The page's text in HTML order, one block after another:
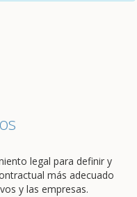
legal para definir y
más adecuado
y las empresas.